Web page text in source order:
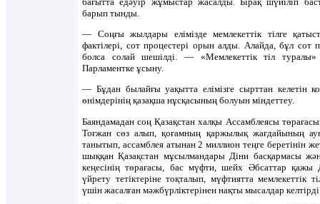
барып тынды.
— Соңғы жылдары елімізде мемлекеттік тілге
фактілері, сот процестері орын алды. Алайда, бұл сот
болса солай шешілді. — «Мемлекеттік тіл туралы»
Парламентке ұсыну.
— Бұдан былайғы уақытта елімізге сырттан келетін
өнімдерінің қазақша нұсқасының болуын міндеттеу.
Баяндамадан соң Қазақстан халқы Ассамблеясы
Тоғжан сөз алып, қоғамның қаржылық жағдайының
танытып, ассамблея атынан 2 миллион теңге беретінін
шыққан Қазақстан мұсылмандары Діни басқармасы
кеңесінің төрағасы, бас мүфти, шейх Әбсаттар қажы
үйрету тетіктеріне тоқталып, мүфтиятта мемлекеттік
үшін жасалған мәжбүрліктерінен нақты мысалдар